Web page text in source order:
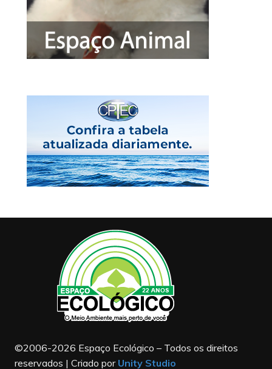
©2006-2026 Espaço Ecológico – Todos os direitos
reservados | Criado por Unity Studio